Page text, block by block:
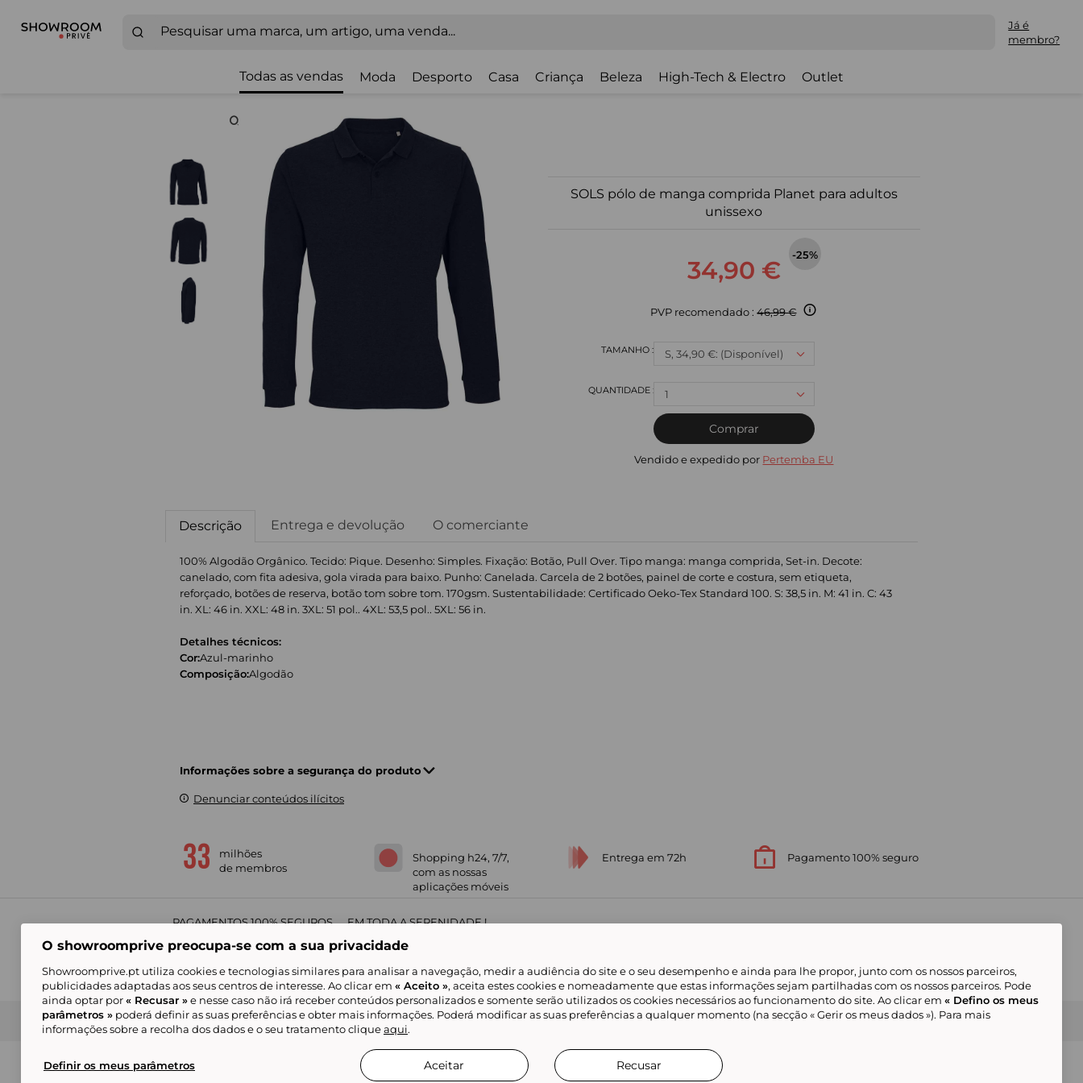
Já é
membro?
Todas as vendas Moda Desporto Casa Criança Beleza High-Tech & Electro Outlet
SOLS pólo de manga comprida Planet para adultos
unissexo
34,90 €
-25%
PVP recomendado :46,99 €
S, 34,90 €: (Disponível)
1
Comprar
Vendido e expedido por Pertemba EU
Descrição Entrega e devolução O comerciante
100% Algodão Orgânico. Tecido: Pique. Desenho: Simples. Fixação: Botão, Pull Over. Tipo manga: manga comprida, Set-in. Decote:
canelado, com fita adesiva, gola virada para baixo. Punho: Canelada. Carcela de 2 botões, painel de corte e costura, sem etiqueta,
reforçado, botões de reserva, botão tom sobre tom. 170gsm. Sustentabilidade: Certificado Oeko-Tex Standard 100. S: 38,5 in. M: 41 in. C: 43
in. XL: 46 in. XXL: 48 in. 3XL: 51 pol.. 4XL: 53,5 pol.. 5XL: 56 in.
Detalhes técnicos:
Cor:Azul-marinho
Composição:Algodão
Informações sobre a segurança do produto
Denunciar conteúdos ilícitos
milhões
de membros
Shopping h24, 7/7,
com as nossas
aplicações móveis
Entrega em 72h Pagamento 100% seguro
PAGAMENTOS 100% SEGUROS EM TODA A SERENIDADE !
Condições Gerais de Venda Política de Confidencialidade Livro de Reclamações Showroomprive group Ajuda e Contacto Gerir os meus cookies
Condições Gerais
de Marketplace
Alguns visuais são gerados com inteligência artificial
© Showroomprive.pt 2026
O showroomprive preocupa-se com a sua privacidade
Showroomprive.pt utiliza cookies e tecnologias similares para analisar a navegação, medir a audiência do site e o seu desempenho e ainda para lhe propor, junto com os nossos parceiros,
publicidades adaptadas aos seus centros de interesse. Ao clicar em « Aceito », aceita estes cookies e nomeadamente que estas informações sejam partilhadas com os nossos parceiros. Pode
ainda optar por« Recusar »e nesse caso não irá receber conteúdos personalizados e somente serão utilizados os cookies necessários ao funcionamento do site. Ao clicar em « Defino os meus
parâmetros » poderá definir as suas preferências e obter mais informações. Poderá modificar as suas preferências a qualquer momento (na secção « Gerir os meus dados »). Para mais
informações sobre a recolha dos dados e o seu tratamento cliqueaqui.
Definir os meus parâmetros Aceitar Recusar